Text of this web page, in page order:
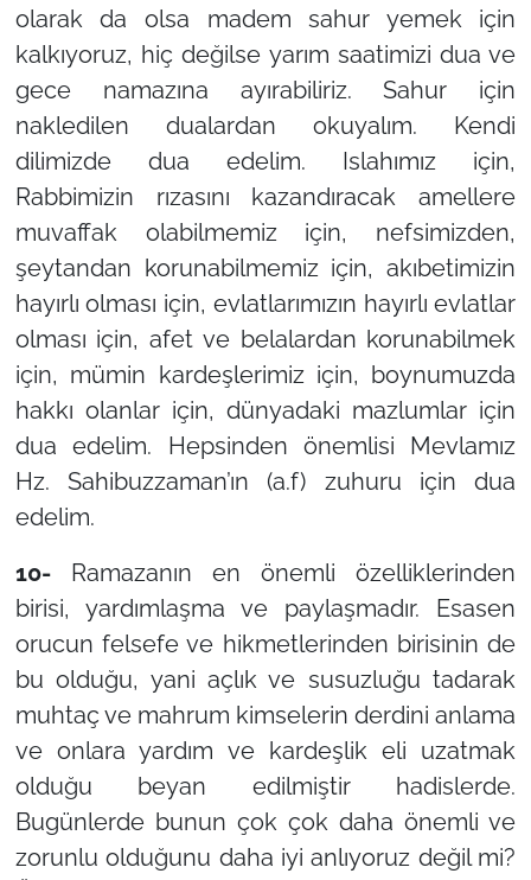
olarak da olsa madem sahur yemek için
kalkıyoruz, hiç değilse yarım saatimizi dua ve
gece namazına ayırabiliriz. Sahur için
nakledilen dualardan okuyalım. Kendi
dilimizde dua edelim. Islahımız için,
Rabbimizin rızasını kazandıracak amellere
muvaffak olabilmemiz için, nefsimizden,
şeytandan korunabilmemiz için, akıbetimizin
hayırlı olması için, evlatlarımızın hayırlı evlatlar
olması için, afet ve belalardan korunabilmek
için, mümin kardeşlerimiz için, boynumuzda
hakkı olanlar için, dünyadaki mazlumlar için
dua edelim. Hepsinden önemlisi Mevlamız
Hz. Sahibuzzaman’ın (a.f) zuhuru için dua
edelim.
10- Ramazanın en önemli özelliklerinden
birisi, yardımlaşma ve paylaşmadır. Esasen
orucun felsefe ve hikmetlerinden birisinin de
bu olduğu, yani açlık ve susuzluğu tadarak
muhtaç ve mahrum kimselerin derdini anlama
ve onlara yardım ve kardeşlik eli uzatmak
olduğu beyan edilmiştir hadislerde.
Bugünlerde bunun çok çok daha önemli ve
zorunlu olduğunu daha iyi anlıyoruz değil mi?